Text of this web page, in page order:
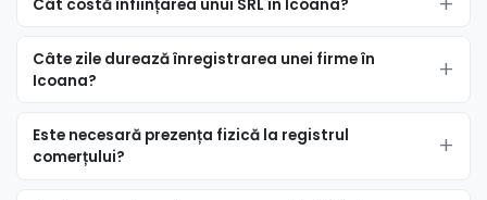
Cât costă înființarea unui SRL în Icoana?
Câte zile durează înregistrarea unei firme în
Icoana?
Este necesară prezența fizică la registrul
comerțului?